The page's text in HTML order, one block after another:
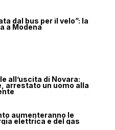
dal bus per il velo”: la
a Modena
all’uscita di Novara:
arrestato un uomo alla
aumenteranno le
elettrica e del gas